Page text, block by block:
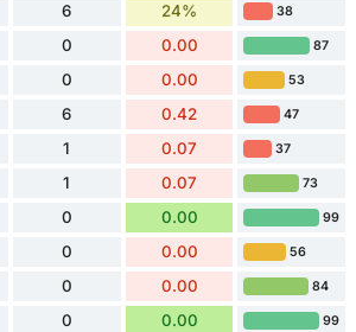
6 24% 38
0 0.00 87
0 0.00 53
6 0.42 47
1 0.07 37
1 0.07 73
0 0.00 99
0 0.00 56
0 0.00 84
0 0.00 99